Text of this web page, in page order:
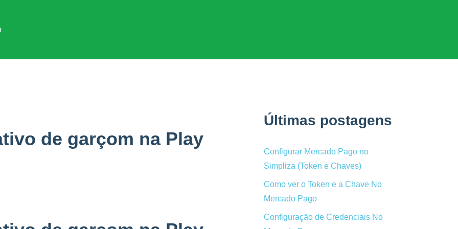
de garçom na Play
Últimas postagens
Configurar Mercado Pago no
Simpliza (Token e Chaves)
Como ver o Token e a Chave No
Mercado Pago
Configuração de Credenciais No